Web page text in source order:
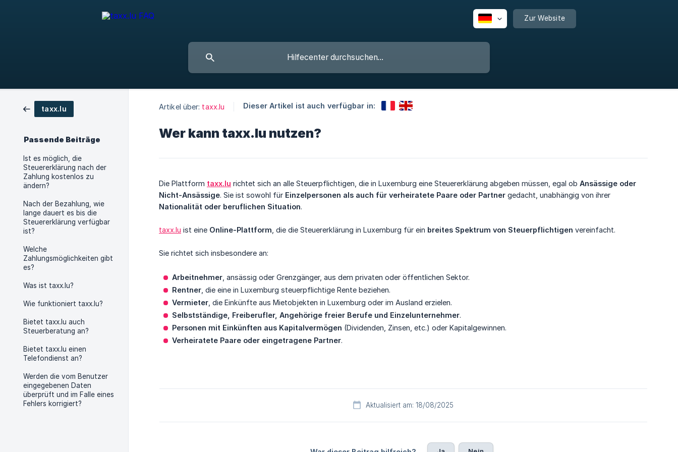
Zur Website
taxx.lu
Passende Beiträge
Ist es möglich, die
Steuererklärung nach der
Zahlung kostenlos zu
ändern?
Nach der Bezahlung, wie
lange dauert es bis die
Steuererklärung verfügbar
ist?
Welche
Zahlungsmöglichkeiten gibt
es?
Was ist taxx.lu?
Wie funktioniert taxx.lu?
Bietet taxx.lu auch
Steuerberatung an?
Bietet taxx.lu einen
Telefondienst an?
Werden die vom Benutzer
eingegebenen Daten
überprüft und im Falle eines
Fehlers korrigiert?
Artikel über: taxx.lu Dieser Artikel ist auch verfügbar in:
Wer kann taxx.lu nutzen?
Die Plattform taxx.lu richtet sich an alle Steuerpflichtigen, die in Luxemburg eine Steuererklärung abgeben müssen, egal ob Ansässige oder
Nicht-Ansässige. Sie ist sowohl für Einzelpersonen als auch für verheiratete Paare oder Partner gedacht, unabhängig von ihrer
Nationalität oder beruflichen Situation.
taxx.lu ist eine Online-Plattform , die die Steuererklärung in Luxemburg für ein breites Spektrum von Steuerpflichtigen vereinfacht.
Sie richtet sich insbesondere an:
Arbeitnehmer , ansässig oder Grenzgänger, aus dem privaten oder öffentlichen Sektor.
Rentner , die eine in Luxemburg steuerpflichtige Rente beziehen.
Vermieter , die Einkünfte aus Mietobjekten in Luxemburg oder im Ausland erzielen.
Selbstständige, Freiberufler, Angehörige freier Berufe und Einzelunternehmer.
Personen mit Einkünften aus Kapitalvermögen (Dividenden, Zinsen, etc.) oder Kapitalgewinnen.
Verheiratete Paare oder eingetragene Partner.
Aktualisiert am: 18/08/2025